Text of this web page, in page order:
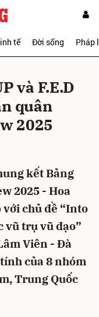
tế Đời sống Pháp
và F.E.D
quân
2025
kết Bảng
2025 - Hoa
chủ đề “Into
vũ trụ vũ đạo”
Viên - Đà
của 8 nhóm
Trung Quốc
Hủy Gửi